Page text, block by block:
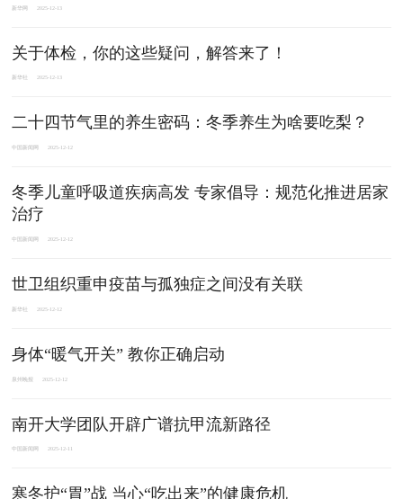
新华网 2025-12-13
关于体检，你的这些疑问，解答来了！
新华社 2025-12-13
二十四节气里的养生密码：冬季养生为啥要吃梨？
中国新闻网 2025-12-12
冬季儿童呼吸道疾病高发 专家倡导：规范化推进居家
治疗
中国新闻网 2025-12-12
世卫组织重申疫苗与孤独症之间没有关联
新华社 2025-12-12
身体“暖气开关” 教你正确启动
泉州晚报 2025-12-12
南开大学团队开辟广谱抗甲流新路径
中国新闻网 2025-12-11
寒冬护“胃”战 当心“吃出来”的健康危机